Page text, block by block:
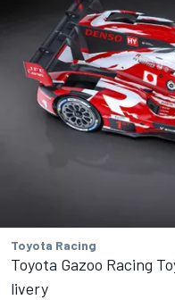
Toyota Racing
Toyota Gazoo Racing
livery